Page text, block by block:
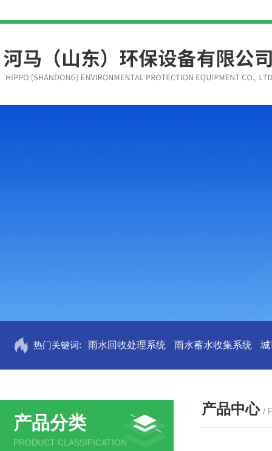
热门关键词: 雨水回收处理系统 雨水蓄水收集系统 城
产品分类
PRODUCT CLASSIFICATION
产品中心 /